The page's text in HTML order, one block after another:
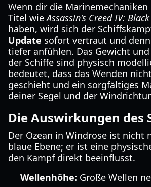
Wenn dir die Marinemechaniken
Titel wieAssassin's Creed IV:
haben, wird sich der
Update sofort vertraut und
tiefer anfühlen. Das Gewicht
der Schiffe sind physisch
bedeutet, dass das Wenden
geschieht und ein sorgfältiges
deiner Segel und der
Die Auswirkungen des
Der Ozean in Windrose ist nicht
blaue Ebene; er ist eine
den Kampf direkt beeinflusst.
Wellenhöhe: Große Wellen